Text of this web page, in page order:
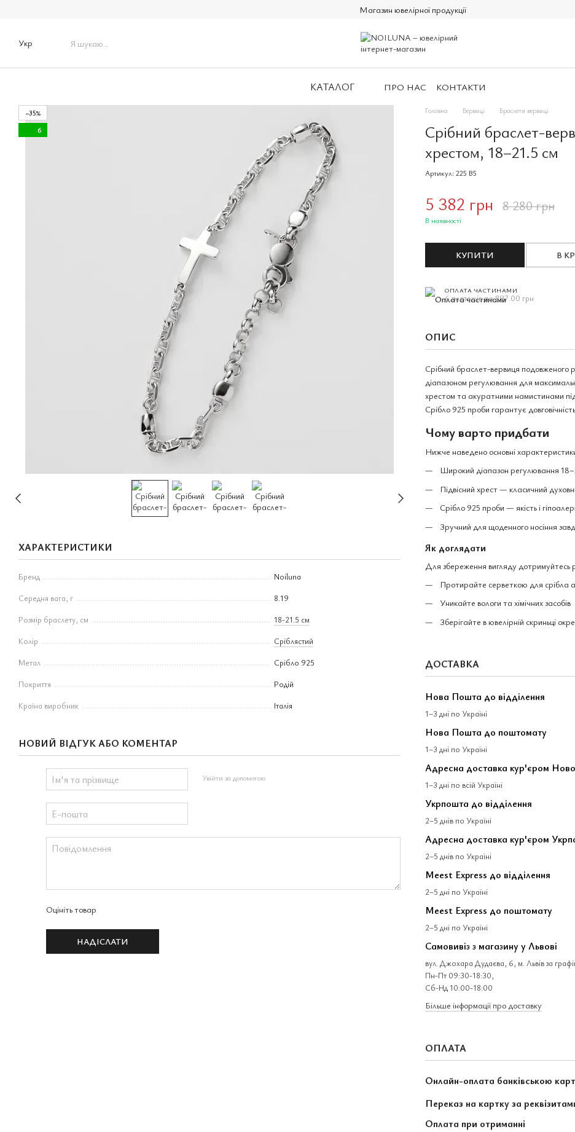
Магазин ювелірної продукції
Укр
КАТАЛОГ ПРО НАС КОНТАКТИ
−35%
6
ХАРАКТЕРИСТИКИ
Бренд
Noiluna
Середня вага, г
8.19
Розмір браслету, см
18-21.5 см
Колір
Сріблястий
Метал
Срібло 925
Покриття
Родій
Країна виробник
Італія
НОВИЙ ВІДГУК АБО КОМЕНТАР
Увійти за допомогою
Оцініть товар
НАДІСЛАТИ
Головна Вервиці Браслети вервиці
Срібний браслет-
хрестом, 18–21.5 см
Артикул: 225 B5
5 382 грн 8 280 грн
В наявності
КУПИТИ В
ОПЛАТА ЧАСТИНАМИ
6 платежів по 897.00 грн
ОПИС
Срібний браслет-вервиця подовженого
діапазоном регулювання для
хрестом та акуратними намистинами
Срібло 925 проби гарантує
Чому варто придбати
Нижче наведено основні
Широкий діапазон регулювання
Підвісний хрест — класичний
Срібло 925 проби — якість і
Зручний для щоденного носіння
Як доглядати
Для збереження вигляду дотримуйтесь
Протирайте серветкою для срібла
Уникайте вологи та хімічних засобів
Зберігайте в ювелірній скриньці
ДОСТАВКА
Нова Пошта до відділення
1–3 дні по Україні
Нова Пошта до поштомату
1–3 дні по Україні
Адресна доставка кур'єром
1–3 дні по всій Україні
Укрпошта до відділення
2–5 днів по Україні
Адресна доставка кур'єром
2–5 днів по Україні
Meest Express до відділення
2–5 дні по Україні
Meest Express до поштомату
2–5 дні по Україні
Самовивіз з магазину у Львові
вул. Джохара Дудаєва, 6, м. Львів за
Пн-Пт 09:30-18:30,
Сб-Нд 10:00-18:00
Більше інформації про доставку
ОПЛАТА
Онлайн-оплата банківською
Переказ на картку за
Оплата при отриманні